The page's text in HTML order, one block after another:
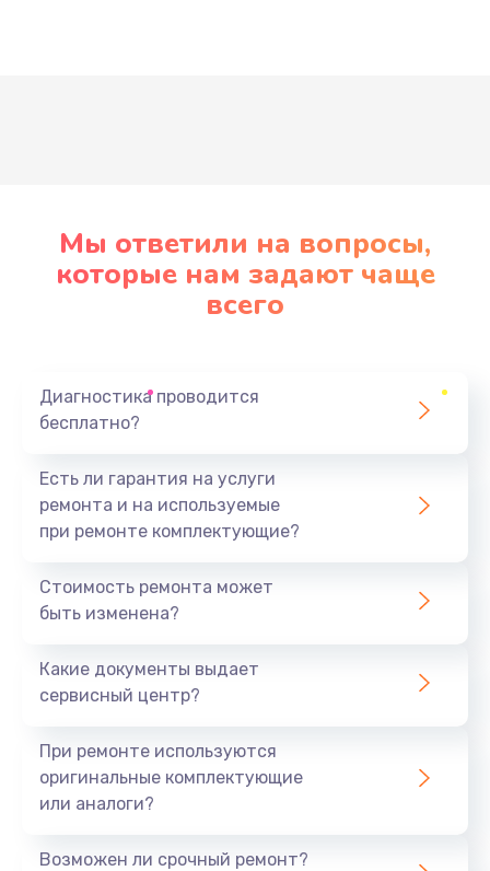
Мы ответили на вопросы,
которые нам задают чаще
всего
Диагностика проводится
бесплатно?
Есть ли гарантия на услуги
ремонта и на используемые
при ремонте комплектующие?
Стоимость ремонта может
быть изменена?
Какие документы выдает
сервисный центр?
При ремонте используются
оригинальные комплектующие
или аналоги?
Возможен ли срочный ремонт?